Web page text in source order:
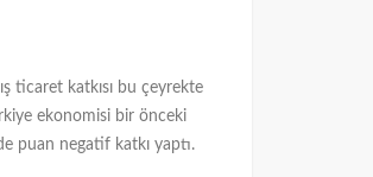
ticaret katkısı bu çeyrekte
ekonomisi bir önceki
puan negatif katkı yaptı.